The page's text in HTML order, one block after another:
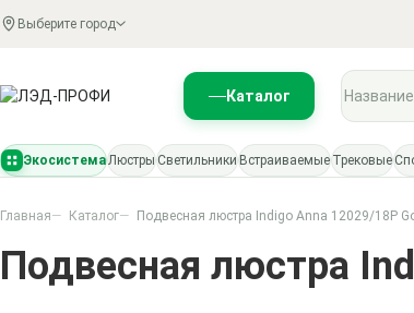
Выберите город
Каталог
Поиск по
ЭкосистемаЛюстры Светильники Встраиваемые Трековые
Главная Каталог Подвесная люстра Indigo Anna 12029/18P
Подвесная люстра